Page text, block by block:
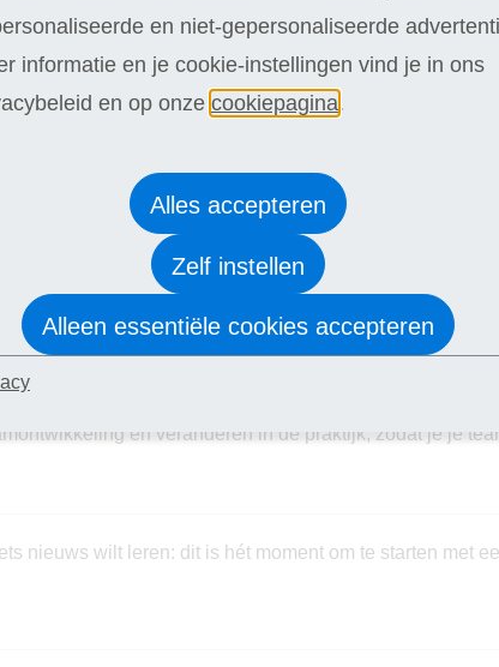
brengt. Met inspirerende opdrachten zet je jouw
met wat je zegt? In deze cursus leer je hoe je
je gesprekken met meer rust, duidelijkheid en
worden in je rol? Je ontdekt welke leiderschapsstijl bij
en veranderen in de praktijk, zodat je je
nieuws wilt leren: dit is hét moment om te starten met
en niet-gepersonaliseerde
informatie en je cookie-instellingen vind je in ons
en op onze cookiepagina.
Alles accepteren
Zelf instellen
Alleen essentiële cookies accepteren